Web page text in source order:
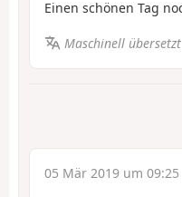
Einen schönen Tag
Maschinell übersetzt
05 Mär 2019 um 09:25